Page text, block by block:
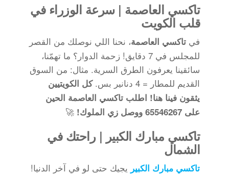
تاكسي العاصمة | سرعة الوزراء في
قلب الكويت
في تاكسي العاصمة، نحنا اللي نوصلك من القصر
للمجلس في 7 دقايق! زحمة الدوار؟ ما تهمّنا،
سائقينا يعرفون الطرق السرية. مثال: من السوق
القديم للمطار = 4 دنانير بس.
كل الكويتيين
يثقون فينا هنا! اطلب تاكسي العاصمة الحين
على 65546267 ووصل زي الملوك!
🚀
تاكسي مبارك الكبير | راحتك في
الشمال
تاكسي مبارك الكبير يجيك حتى لو في آخر الدنيا!